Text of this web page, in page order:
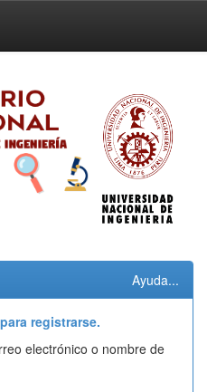
Ayuda...
registrarse.
electrónico o nombre de